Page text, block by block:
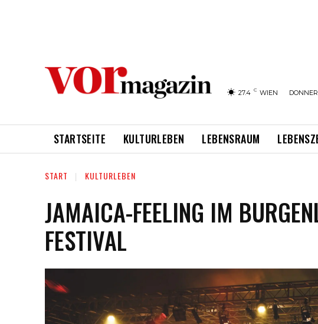
27.4 C WIEN
STARTSEITE KULTURLEBEN LEBENSRAUM
START KULTURLEBEN
JAMAICA-FEELING IM
FESTIVAL